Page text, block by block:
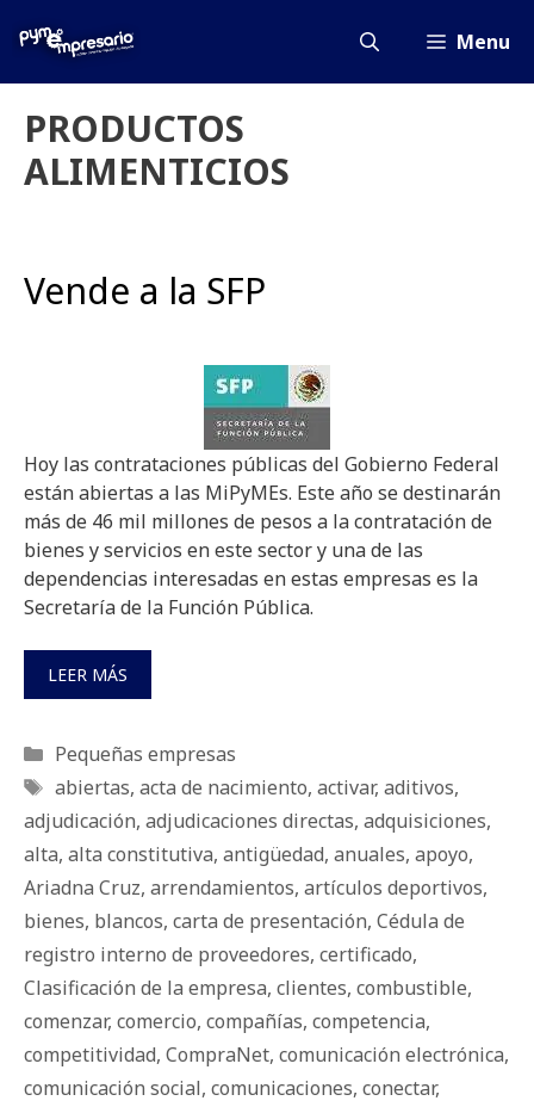
Menu
PRODUCTOS
ALIMENTICIOS
Vende a la SFP
Hoy las contrataciones públicas del Gobierno Federal
están abiertas a las MiPyMEs. Este año se destinarán
más de 46 mil millones de pesos a la contratación de
bienes y servicios en este sector y una de las
dependencias interesadas en estas empresas es la
Secretaría de la Función Pública.
LEER MÁS
Categorías
Pequeñas empresas
Etiquetas
abiertas, acta de nacimiento, activar, aditivos,
adjudicación, adjudicaciones directas, adquisiciones,
alta, alta constitutiva, antigüedad, anuales, apoyo,
Ariadna Cruz, arrendamientos, artículos deportivos,
bienes, blancos, carta de presentación, Cédula de
registro interno de proveedores, certificado,
Clasificación de la empresa, clientes, combustible,
comenzar, comercio, compañías, competencia,
competitividad, CompraNet, comunicación electrónica,
comunicación social, comunicaciones, conectar,